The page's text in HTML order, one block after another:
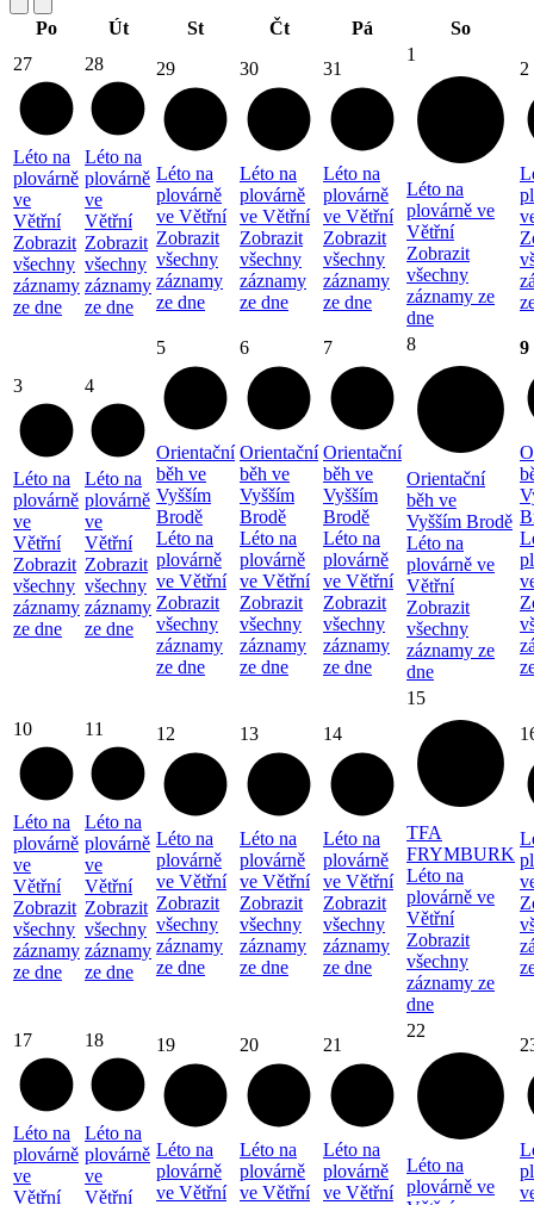
Po Út St Čt Pá
So
27
Léto na
plovárně
ve
Větřní
Zobrazit
všechny
záznamy
ze dne
28
Léto na
plovárně
ve
Větřní
Zobrazit
všechny
záznamy
ze dne
29
Léto na
plovárně
ve Větřní
Zobrazit
všechny
záznamy
ze dne
30
Léto na
plovárně
ve Větřní
Zobrazit
všechny
záznamy
ze dne
31
Léto na
plovárně
ve Větřní
Zobrazit
všechny
záznamy
ze dne
1
Léto na
plovárně ve
Větřní
Zobrazit
všechny
záznamy ze
dne
2
3
Léto na
plovárně
ve
Větřní
Zobrazit
všechny
záznamy
ze dne
4
Léto na
plovárně
ve
Větřní
Zobrazit
všechny
záznamy
ze dne
5
Orientační
běh ve
Vyšším
Brodě
Léto na
plovárně
ve Větřní
Zobrazit
všechny
záznamy
ze dne
6
Orientační
běh ve
Vyšším
Brodě
Léto na
plovárně
ve Větřní
Zobrazit
všechny
záznamy
ze dne
7
Orientační
běh ve
Vyšším
Brodě
Léto na
plovárně
ve Větřní
Zobrazit
všechny
záznamy
ze dne
8
Orientační
běh ve
Vyšším Brodě
Léto na
plovárně ve
Větřní
Zobrazit
všechny
záznamy ze
dne
9
10
Léto na
plovárně
ve
Větřní
Zobrazit
všechny
záznamy
ze dne
11
Léto na
plovárně
ve
Větřní
Zobrazit
všechny
záznamy
ze dne
12
Léto na
plovárně
ve Větřní
Zobrazit
všechny
záznamy
ze dne
13
Léto na
plovárně
ve Větřní
Zobrazit
všechny
záznamy
ze dne
14
Léto na
plovárně
ve Větřní
Zobrazit
všechny
záznamy
ze dne
15
TFA
FRYMBURK
Léto na
plovárně ve
Větřní
Zobrazit
všechny
záznamy ze
dne
17
Léto na
plovárně
ve
Větřní
18
Léto na
plovárně
ve
Větřní
19
Léto na
plovárně
ve Větřní
20
Léto na
plovárně
ve Větřní
21
Léto na
plovárně
ve Větřní
22
Léto na
plovárně ve